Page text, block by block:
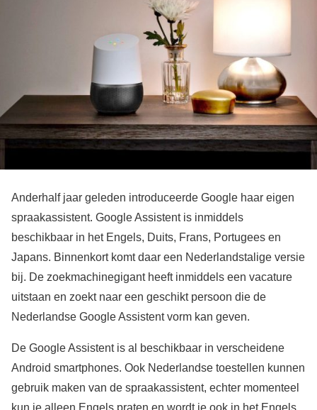
Anderhalf jaar geleden introduceerde Google haar eigen
spraakassistent. Google Assistent is inmiddels
beschikbaar in het Engels, Duits, Frans, Portugees en
Japans. Binnenkort komt daar een Nederlandstalige versie
bij. De zoekmachinegigant heeft inmiddels een vacature
uitstaan en zoekt naar een geschikt persoon die de
Nederlandse Google Assistent vorm kan geven.
De Google Assistent is al beschikbaar in verscheidene
Android smartphones. Ook Nederlandse toestellen kunnen
gebruik maken van de spraakassistent, echter momenteel
kun je alleen Engels praten en wordt je ook in het Engels